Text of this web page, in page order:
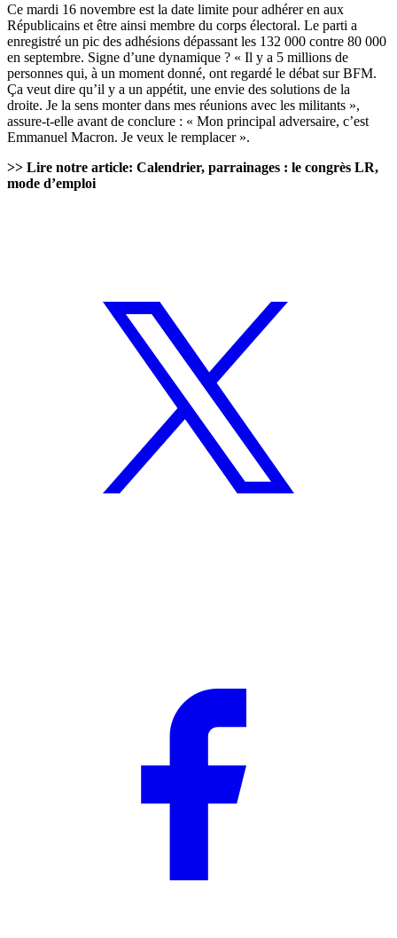
Ce mardi 16 novembre est la date limite pour adhérer en aux
Républicains et être ainsi membre du corps électoral. Le parti a
enregistré un pic des adhésions dépassant les 132 000 contre 80 000
en septembre. Signe d’une dynamique ? « Il y a 5 millions de
personnes qui, à un moment donné, ont regardé le débat sur BFM.
Ça veut dire qu’il y a un appétit, une envie des solutions de la
droite. Je la sens monter dans mes réunions avec les militants »,
assure-t-elle avant de conclure : « Mon principal adversaire, c’est
Emmanuel Macron. Je veux le remplacer ».
>> Lire notre article: Calendrier, parrainages : le congrès LR,
mode d’emploi